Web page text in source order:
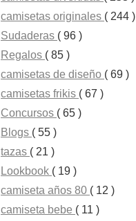
camisetas originales ( 244 )
Sudaderas ( 96 )
Regalos ( 85 )
camisetas de diseño ( 69 )
camisetas frikis ( 67 )
Concursos ( 65 )
Blogs ( 55 )
tazas ( 21 )
Lookbook ( 19 )
camiseta años 80 ( 12 )
camiseta bebe ( 11 )